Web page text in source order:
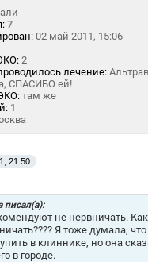
7
02 май 2011, 15:06
2
лечение:
СПАСИБО ей!
там же
1
21:50
писал(а):
не нервничать.
Я тоже думала,
в клиннике, но она
в городе.